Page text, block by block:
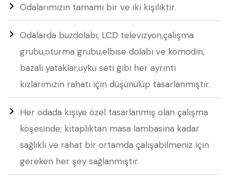
Odalarımızın tamamı bir ve iki kişiliktir.
Odalarda buzdolabı, LCD televizyon,çalışma
grubu,oturma grubu,elbise dolabı ve komodin,
bazalı yataklar,uyku seti gibi her ayrıntı
kızlarımızın rahatı için düşünülüp tasarlanmıştır.
Her odada kişiye özel tasarlanmış olan çalışma
köşesinde; kitaplıktan masa lambasına kadar
sağlıklı ve rahat bir ortamda çalışabilmeniz için
gereken her şey sağlanmıştır.